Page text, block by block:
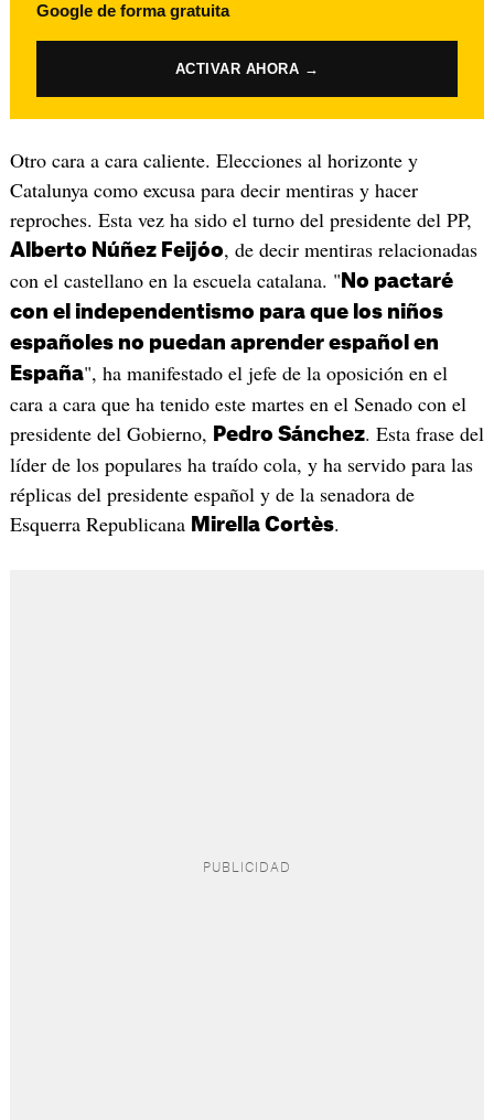
Google de forma gratuita
ACTIVAR AHORA →
Otro cara a cara caliente. Elecciones al horizonte y
Catalunya como excusa para decir mentiras y hacer
reproches. Esta vez ha sido el turno del presidente del PP,
Alberto Núñez Feijóo, de decir mentiras relacionadas
con el castellano en la escuela catalana. " No pactaré
con el independentismo para que los niños
españoles no puedan aprender español en
España", ha manifestado el jefe de la oposición en el
cara a cara que ha tenido este martes en el Senado con el
presidente del Gobierno, Pedro Sánchez. Esta frase del
líder de los populares ha traído cola, y ha servido para las
réplicas del presidente español y de la senadora de
Esquerra Republicana Mirella Cortès.